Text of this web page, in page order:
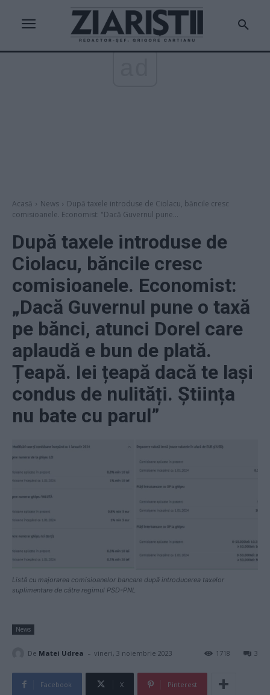
Acasă News
După taxele introduse de Ciolacu, băncile cresc
comisioanele. Economist: "Dacă Guvernul pune...
După taxele introduse de
Ciolacu, băncile cresc
comisioanele. Economist:
„Dacă Guvernul pune o taxă
pe bănci, atunci Dorel care
aplaudă e bun de plată.
Țeapă. Iei țeapă dacă te lași
condus de nulități. Știința
nu bate cu parul”
Listă cu majorarea comisioanelor bancare după introducerea taxelor
suplimentare de către regimul PSD-PNL
News
De Matei Udrea - vineri, 3 noiembrie 2023 3
1718
Facebook X Pinterest